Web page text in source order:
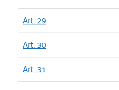
Art. 29
Art. 30
Art. 31